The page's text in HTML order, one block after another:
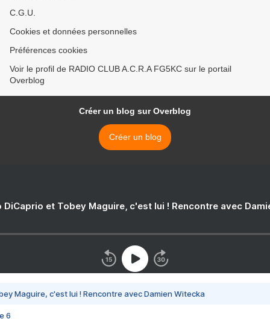
C.G.U.
Cookies et données personnelles
Préférences cookies
Voir le profil de RADIO CLUB A.C.R.A FG5KC sur le portail
Overblog
Créer un blog sur Overblog
Créer un blog
DiCaprio et Tobey Maguire, c'est lui ! Rencontre avec
Maguire, c'est lui ! Rencontre avec Damien Witecka
6